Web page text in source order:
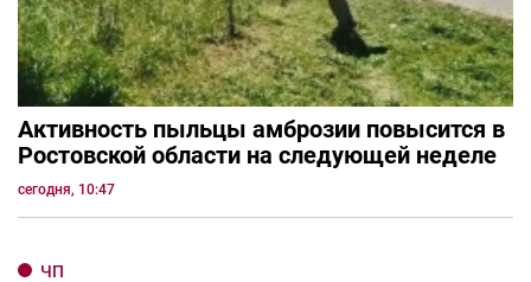
Активность пыльцы амброзии повысится в
Ростовской области на следующей неделе
сегодня, 10:47
ЧП